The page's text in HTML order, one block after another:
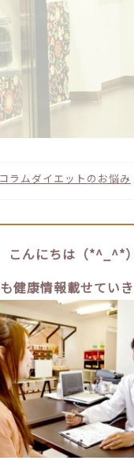
ラムダイエットのお悩み
こんにちは（*^_^*）
健康情報載せてい